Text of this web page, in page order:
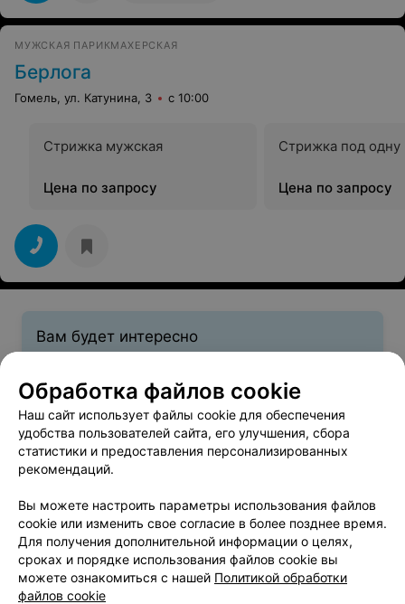
МУЖСКАЯ ПАРИКМАХЕРСКАЯ
Берлога
Гомель, ул. Катунина, 3 с 10:00
Стрижка мужская
Цена по запросу
Стрижка под одну
Цена по запросу
Вам будет интересно
Стрижка бороды в Гомеле
Стрижка усов в Гомеле
Мужские стрижки - цена в Гомеле
Обработка файлов cookie
Наш сайт использует файлы cookie для обеспечения
удобства пользователей сайта, его улучшения, сбора
статистики и предоставления персонализированных
рекомендаций.
Вы можете настроить параметры использования файлов
cookie или изменить свое согласие в более позднее время.
Для получения дополнительной информации о целях,
сроках и порядке использования файлов cookie вы
можете ознакомиться с нашей Политикой обработки
файлов cookie